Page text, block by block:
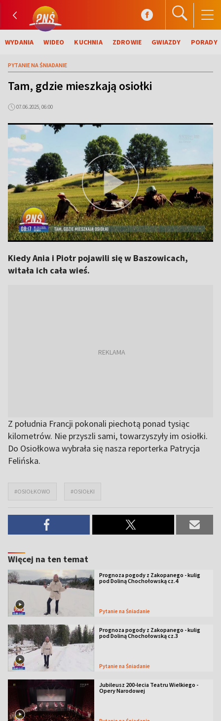
WYDANIA WIDEO KUCHNIA ZDROWIE GWIAZDY PORADY
PYTANIE NA ŚNIADANIE
Tam, gdzie mieszkają osiołki
07.06.2025, 06:00
Kiedy Ania i Piotr pojawili się w Baszowicach,
witała ich cała wieś.
Z południa Francji pokonali piechotą ponad tysiąc
kilometrów. Nie przyszli sami, towarzyszyły im osiołki.
Do Osiołkowa wybrała się nasza reporterka Patrycja
Felińska.
#OSIOŁKOWO #OSIOŁKI
Więcej na ten temat
Prognoza pogody z Zakopanego - kulig
pod Doliną Chochołowską cz.4
Pytanie na Śniadanie
Prognoza pogody z Zakopanego - kulig
pod Doliną Chochołowską cz.3
Pytanie na Śniadanie
Jubileusz 200-lecia Teatru Wielkiego -
Opery Narodowej